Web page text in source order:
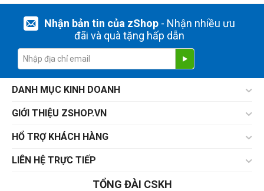
Nhận bản tin của zShop- Nhận nhiều ưu
đãi và quà tặng hấp dẫn
DANH MỤC KINH DOANH
GIỚI THIỆU ZSHOP.VN
HỔ TRỢ KHÁCH HÀNG
LIÊN HỆ TRỰC TIẾP
TỔNG ĐÀI CSKH